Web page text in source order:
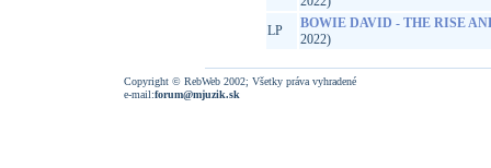
LP
BOWIE DAVID - THE RISE
2022)
Copyright © RebWeb 2002; Všetky práva vyhradené
e-mail:forum@mjuzik.sk